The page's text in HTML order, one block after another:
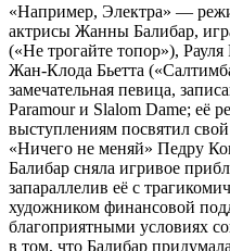
«Например, Электра» —
актрисы Жанны Балибар,
(«Не трогайте топор»),
Жан-Клода Бьетта
замечательная певица,
Paramour и Slalom Dame; её
выступлениям посвятил
«Ничего не меняй» Педру
Балибар сняла игривое
запараллелив её с
художником финансовой
благоприятными условиях
в том, что Балибар